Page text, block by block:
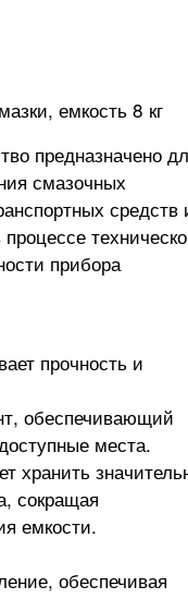
емкость 8 кг
предназначено
смазочных
средств
прибора
прочность и
обеспечивающий
места.
хранить
сокращая
емкости.
обеспечивая